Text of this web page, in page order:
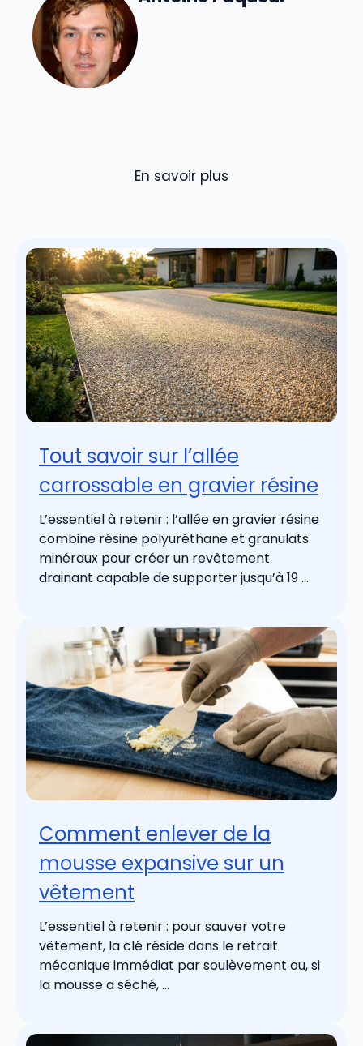
En savoir plus
Tout savoir sur l’allée
carrossable en gravier résine
L’essentiel à retenir : l’allée en gravier résine
combine résine polyuréthane et granulats
minéraux pour créer un revêtement
drainant capable de supporter jusqu’à 19 ...
Comment enlever de la
mousse expansive sur un
vêtement
L’essentiel à retenir : pour sauver votre
vêtement, la clé réside dans le retrait
mécanique immédiat par soulèvement ou, si
la mousse a séché, ...